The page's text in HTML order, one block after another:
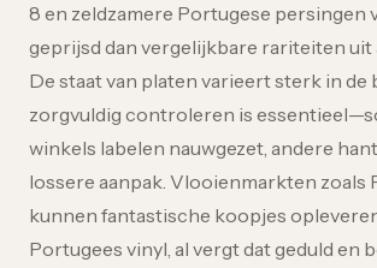
8 en zeldzamere Portugese persingen
geprijsd dan vergelijkbare rariteiten uit
De staat van platen varieert sterk in de
zorgvuldig controleren is
winkels labelen nauwgezet, andere
lossere aanpak. Vlooienmarkten zoals
kunnen fantastische koopjes
Portugees vinyl, al vergt dat geduld en